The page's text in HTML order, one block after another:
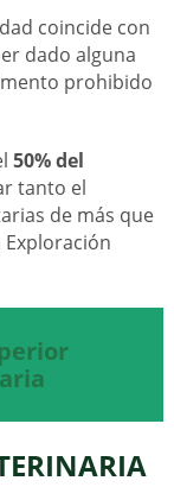
coincide con
dado alguna
prohibido
50% del
tanto el
de más que
Exploración